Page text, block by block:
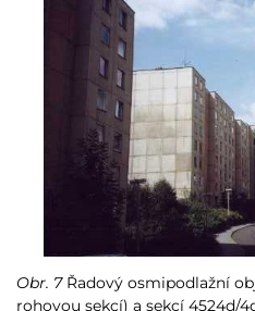
Obr. 7Řadový osmipodlažní
rohovou sekcí) a sekcí 4524d/